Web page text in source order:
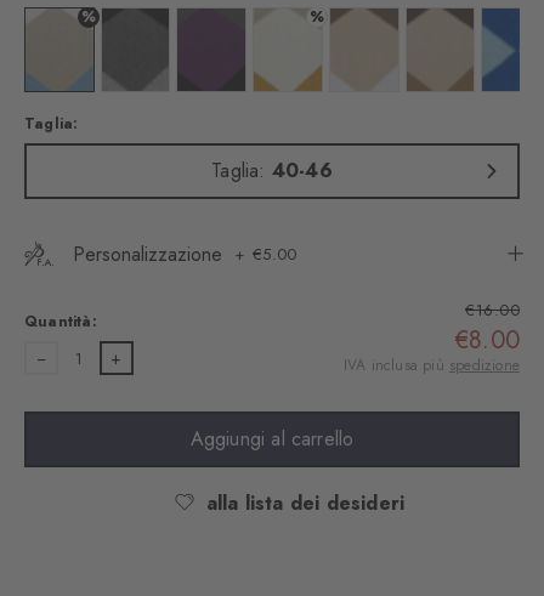
%
%
Colore: brown
Taglia:
Taglia: 40-46
Personalizzazione €5.00
Quantità:
1
€16.00
€8.00
IVA inclusa più spedizione
Aggiungi al carrello
alla lista dei desideri